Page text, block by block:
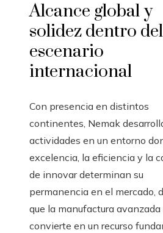
Alcance global y
solidez dentro del
escenario
internacional
Con presencia en distintos
continentes, Nemak
actividades en un entorno
excelencia, la eficiencia y la
de innovar determinan su
permanencia en el mercado,
que la manufactura avanzada
convierte en un recurso